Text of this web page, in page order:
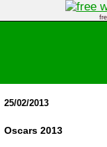
25/02/2013
Oscars 2013